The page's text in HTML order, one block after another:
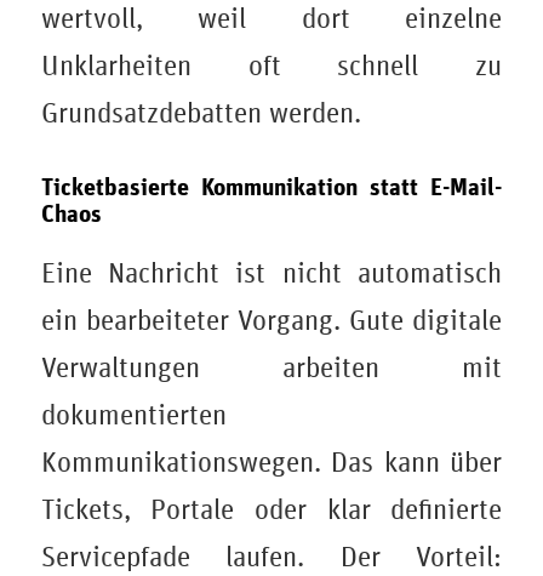
wertvoll, weil dort einzelne
Unklarheiten oft schnell zu
Grundsatzdebatten werden.
Ticketbasierte Kommunikation statt E-Mail-
Chaos
Eine Nachricht ist nicht automatisch
ein bearbeiteter Vorgang. Gute digitale
Verwaltungen arbeiten mit
dokumentierten
Kommunikationswegen. Das kann über
Tickets, Portale oder klar definierte
Servicepfade laufen. Der Vorteil: